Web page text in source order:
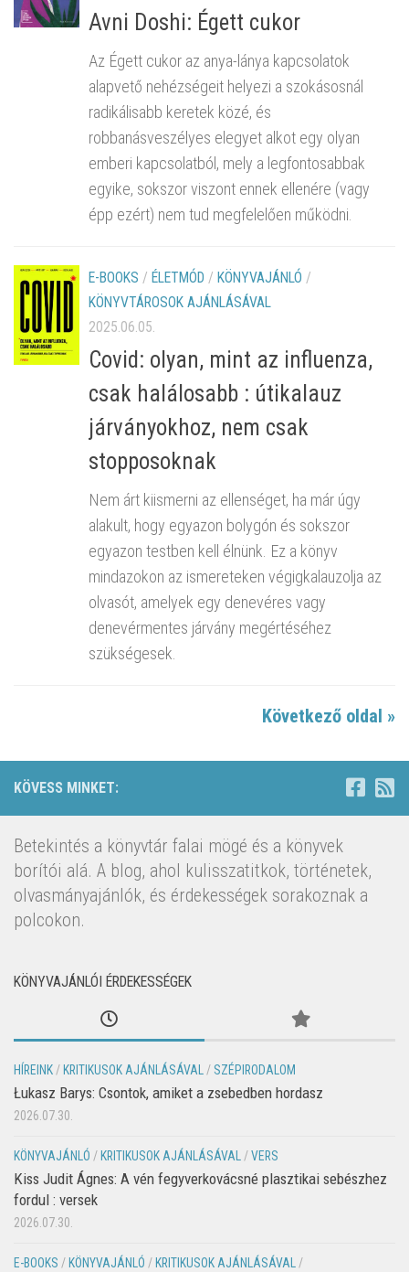
Avni Doshi: Égett cukor
Az Égett cukor az anya-lánya kapcsolatok
alapvető nehézségeit helyezi a szokásosnál
radikálisabb keretek közé, és
robbanásveszélyes elegyet alkot egy olyan
emberi kapcsolatból, mely a legfontosabbak
egyike, sokszor viszont ennek ellenére (vagy
épp ezért) nem tud megfelelően működni.
E-BOOKS / ÉLETMÓD / KÖNYVAJÁNLÓ /
KÖNYVTÁROSOK AJÁNLÁSÁVAL
2025.06.05.
Covid: ​olyan, mint az influenza,
csak halálosabb : útikalauz
járványokhoz, nem csak
stopposoknak
Nem árt kiismerni az ellenséget, ha már úgy
alakult, hogy egyazon bolygón és sokszor
egyazon testben kell élnünk. Ez a könyv
mindazokon az ismereteken végigkalauzolja az
olvasót, amelyek egy denevéres vagy
denevérmentes járvány megértéséhez
szükségesek.
Következő oldal »
KÖVESS MINKET:
Betekintés a könyvtár falai mögé és a könyvek
borítói alá. A blog, ahol kulisszatitkok, történetek,
olvasmányajánlók, és érdekességek sorakoznak a
polcokon.
KÖNYVAJÁNLÓI ÉRDEKESSÉGEK
HÍREINK/ KRITIKUSOK AJÁNLÁSÁVAL/ SZÉPIRODALOM
Łukasz Barys: Csontok, amiket a zsebedben hordasz
2026.07.30.
KÖNYVAJÁNLÓ / KRITIKUSOK AJÁNLÁSÁVAL/VERS
Kiss Judit Ágnes: A vén fegyverkovácsné plasztikai sebészhez
fordul : versek
2026.07.30.
E-BOOKS / KÖNYVAJÁNLÓ / KRITIKUSOK AJÁNLÁSÁVAL/